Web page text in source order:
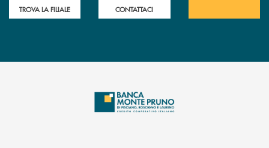
TROVA LA FILIALE CONTATTACI